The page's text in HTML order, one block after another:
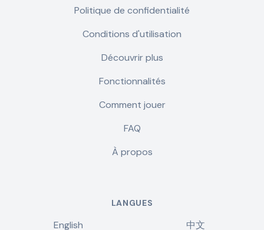
Politique de confidentialité
Conditions d'utilisation
Découvrir plus
Fonctionnalités
Comment jouer
FAQ
À propos
LANGUES
English 中文